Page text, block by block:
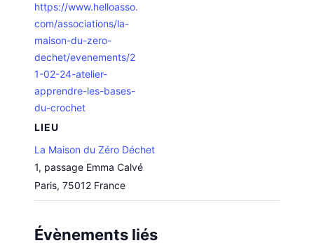
https://www.helloasso.
com/associations/la-
maison-du-zero-
dechet/evenements/2
1-02-24-atelier-
apprendre-les-bases-
du-crochet
LIEU
La Maison du Zéro Déchet
1, passage Emma Calvé
Paris, 75012 France
Évènements liés